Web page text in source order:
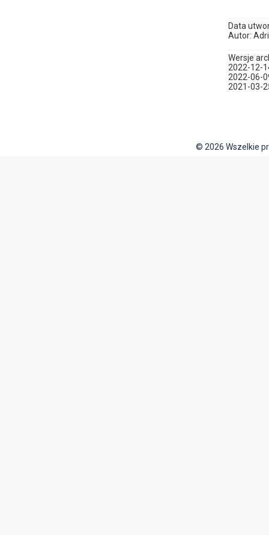
Data
Autor:
Wersje
2022-12-
2022-06-
2021-03-
© 2026 Wszelkie